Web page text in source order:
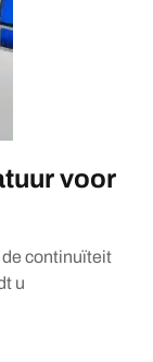
voor
continuïteit
u